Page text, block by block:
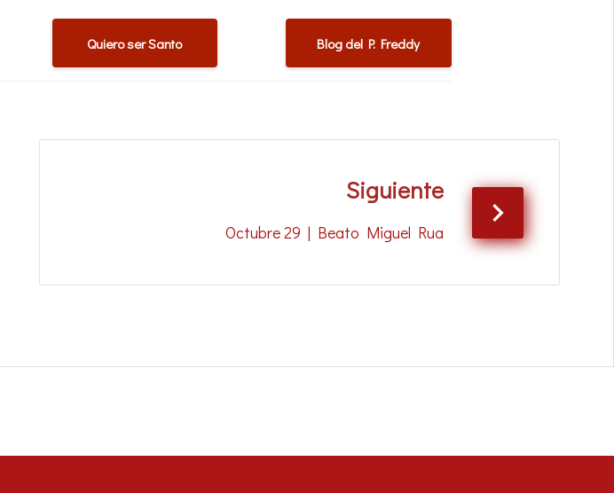
Quiero ser Santo Blog del P. Freddy
Siguiente
Octubre 29 | Beato Miguel Rua